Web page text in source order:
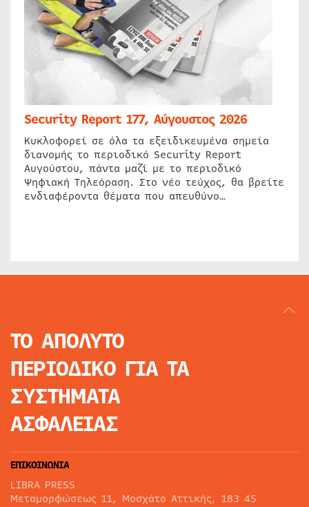
Security Report 177, Αύγουστος 2026
Κυκλοφορεί σε όλα τα εξειδικευμένα σημεία
διανομής το περιοδικό Security Report
Αυγούστου, πάντα μαζί με το περιοδικό
Ψηφιακή Τηλεόραση. Στο νέο τεύχος, θα βρείτε
ενδιαφέροντα θέματα που απευθύνο…
ΤΟ ΑΠΟΛΥΤΟ
ΠΕΡΙΟΔΙΚΟ ΓΙΑ ΤΑ
ΣΥΣΤΗΜΑΤΑ
ΑΣΦΑΛΕΙΑΣ
ΕΠΙΚΟΙΝΩΝΙΑ
LIBRA PRESS
Μεταμορφώσεως 11, Μοσχάτο Αττικής, 183 45